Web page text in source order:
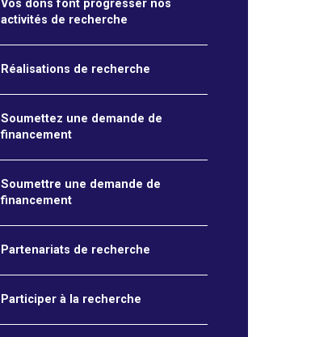
Vos dons font progresser nos
activités de recherche
Réalisations de recherche
Soumettez une demande de
financement
Soumettre une demande de
financement
Partenariats de recherche
Participer à la recherche